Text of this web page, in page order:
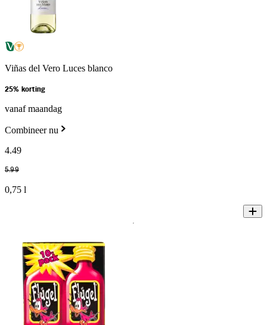
Viñas del Vero Luces blanco
25% korting
vanaf maandag
Combineer nu
4.49
5.99
0,75 l